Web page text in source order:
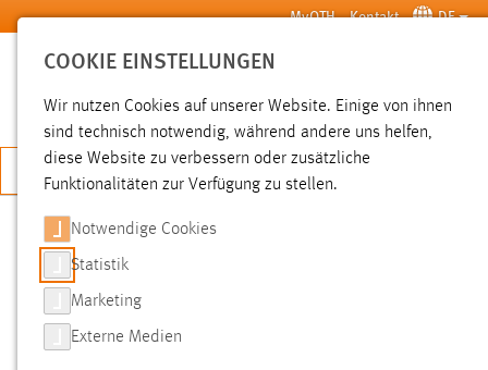
Zum Hauptinhalt springen MyOTH Kontakt DE
SUCHE
JETZT BEWERBEN
SUCHE
FILTER
COOKIE EINSTELLUNGEN
Wir nutzen Cookies auf unserer Website. Einige von ihnen
sind technisch notwendig, während andere uns helfen,
diese Website zu verbessern oder zusätzliche
Funktionalitäten zur Verfügung zu stellen.
Notwendige Cookies
Statistik
Marketing
Externe Medien